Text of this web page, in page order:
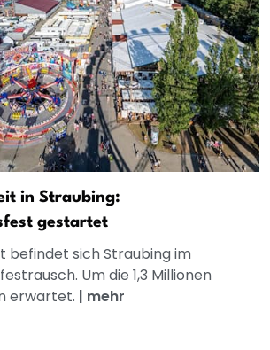
in Straubing:
gestartet
befindet sich Straubing im
Um die 1,3 Millionen
erwartet. | mehr